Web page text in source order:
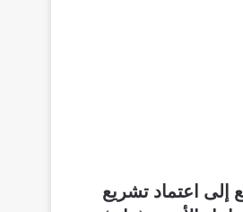
إلى اعتماد تشريع